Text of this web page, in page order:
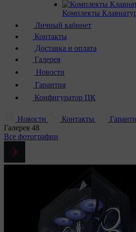
Комплекты
Личный кабинет
Контакты
Доставка и оплата
Галерея
Новости
Гарантия
Конфигуратор ПК
Новости Контакты
Галерея 48
Все фотографии